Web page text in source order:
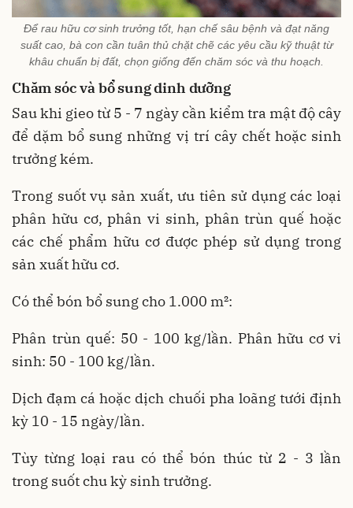
Để rau hữu cơ sinh trưởng tốt, hạn chế sâu bệnh và đạt năng
suất cao, bà con cần tuân thủ chặt chẽ các yêu cầu kỹ thuật từ
khâu chuẩn bị đất, chọn giống đến chăm sóc và thu hoạch.
Chăm sóc và bổ sung dinh dưỡng
Sau khi gieo từ 5 - 7 ngày cần kiểm tra mật độ cây
để dặm bổ sung những vị trí cây chết hoặc sinh
trưởng kém.
Trong suốt vụ sản xuất, ưu tiên sử dụng các loại
phân hữu cơ, phân vi sinh, phân trùn quế hoặc
các chế phẩm hữu cơ được phép sử dụng trong
sản xuất hữu cơ.
Có thể bón bổ sung cho 1.000 m²:
Phân trùn quế: 50 - 100 kg/lần. Phân hữu cơ vi
sinh: 50 - 100 kg/lần.
Dịch đạm cá hoặc dịch chuối pha loãng tưới định
kỳ 10 - 15 ngày/lần.
Tùy từng loại rau có thể bón thúc từ 2 - 3 lần
trong suốt chu kỳ sinh trưởng.